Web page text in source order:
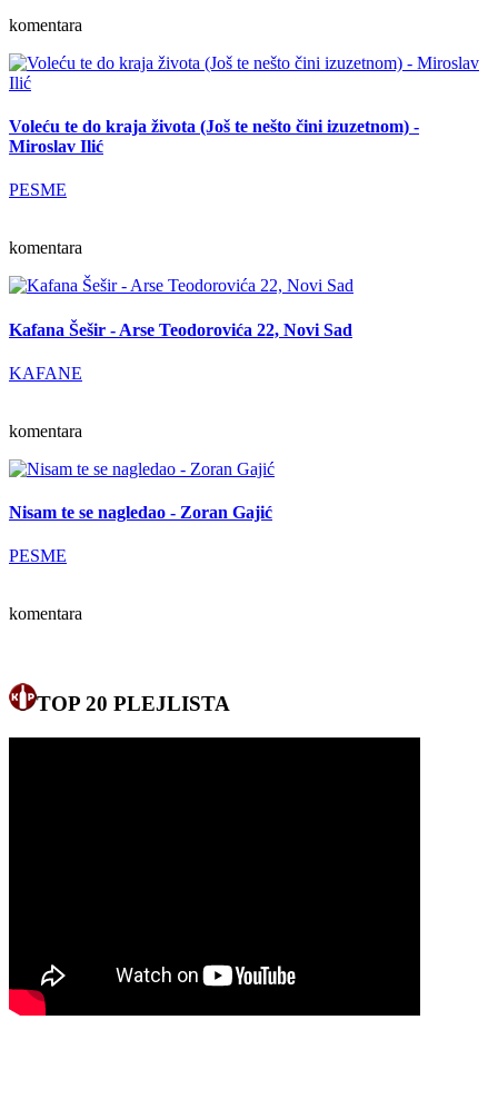
komentara
Voleću te do kraja života (Još te nešto čini izuzetnom) -
Miroslav Ilić
PESME
komentara
Kafana Šešir - Arse Teodorovića 22, Novi Sad
KAFANE
komentara
Nisam te se nagledao - Zoran Gajić
PESME
komentara
TOP 20 PLEJLISTA